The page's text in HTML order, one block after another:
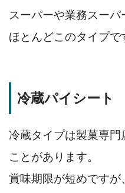
スーパーや業務スー
ほとんどこのタイプで
冷蔵パイシート
冷蔵タイプは製菓専
ことがあります。
賞味期限が短めですが